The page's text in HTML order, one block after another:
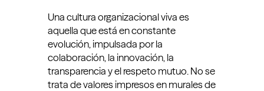
Una cultura organizacional viva es
aquella que está en constante
evolución, impulsada por la
colaboración, la innovación, la
transparencia y el respeto mutuo. No se
trata de valores impresos en murales de